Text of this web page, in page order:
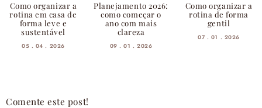
Como organizar a
rotina em casa de
forma leve e
sustentável
05 . 04 . 2026
Planejamento 2026:
como começar o
ano com mais
clareza
09 . 01 . 2026
Como organizar a
rotina de forma
gentil
07 . 01 . 2026
Comente este post!